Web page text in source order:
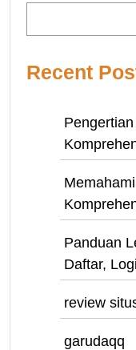
Recent
Panduan
Daftar,
review
garudaqq